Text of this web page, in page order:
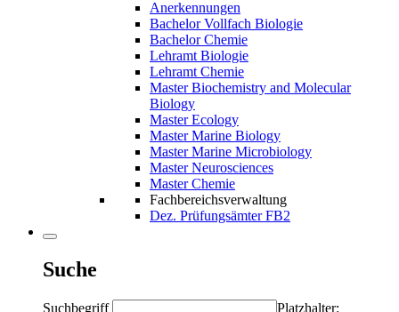
Anerkennungen
Bachelor Vollfach Biologie
Bachelor Chemie
Lehramt Biologie
Lehramt Chemie
Master Biochemistry and Molecular
Biology
Master Ecology
Master Marine Biology
Master Marine Microbiology
Master Neurosciences
Master Chemie
Fachbereichsverwaltung
Dez. Prüfungsämter FB2
Suche
Suchbegriff Platzhalter: